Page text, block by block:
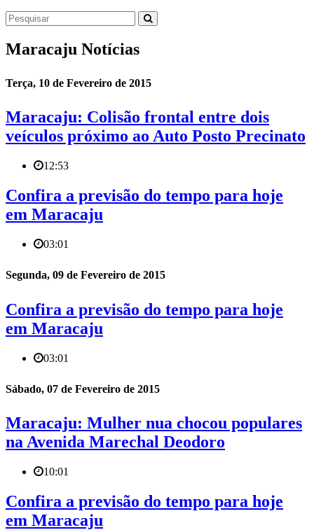
Maracaju Notícias
Terça, 10 de Fevereiro de 2015
Maracaju: Colisão frontal entre dois
veículos próximo ao Auto Posto Precinato
12:53
Confira a previsão do tempo para hoje
em Maracaju
03:01
Segunda, 09 de Fevereiro de 2015
Confira a previsão do tempo para hoje
em Maracaju
03:01
Sábado, 07 de Fevereiro de 2015
Maracaju: Mulher nua chocou populares
na Avenida Marechal Deodoro
10:01
Confira a previsão do tempo para hoje
em Maracaju